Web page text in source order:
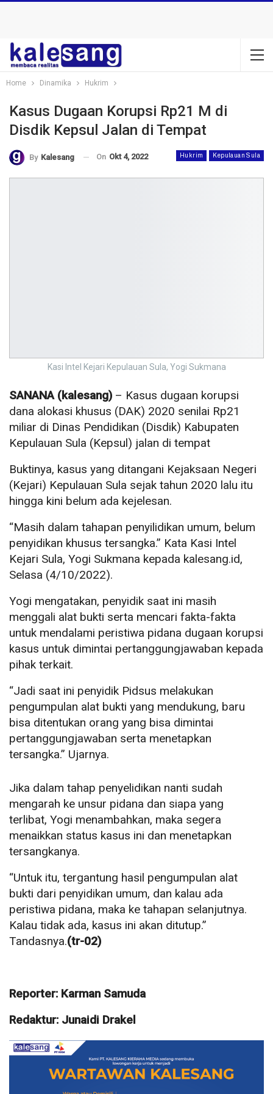
Home Dinamika Hukrim
Kasus Dugaan Korupsi Rp21 M di
Disdik Kepsul Jalan di Tempat
Hukrim Kepulauan Sula
By Kalesang On Okt 4, 2022
Kasi Intel Kejari Kepulauan Sula, Yogi Sukmana
SANANA (kalesang) – Kasus dugaan korupsi
dana alokasi khusus (DAK) 2020 senilai Rp21
miliar di Dinas Pendidikan (Disdik) Kabupaten
Kepulauan Sula (Kepsul) jalan di tempat
Buktinya, kasus yang ditangani Kejaksaan Negeri
(Kejari) Kepulauan Sula sejak tahun 2020 lalu itu
hingga kini belum ada kejelesan.
“Masih dalam tahapan penyilidikan umum, belum
penyidikan khusus tersangka.” Kata Kasi Intel
Kejari Sula, Yogi Sukmana kepada kalesang.id,
Selasa (4/10/2022).
Yogi mengatakan, penyidik saat ini masih
menggali alat bukti serta mencari fakta-fakta
untuk mendalami peristiwa pidana dugaan korupsi
kasus untuk dimintai pertanggungjawaban kepada
pihak terkait.
“Jadi saat ini penyidik Pidsus melakukan
pengumpulan alat bukti yang mendukung, baru
bisa ditentukan orang yang bisa dimintai
pertanggungjawaban serta menetapkan
tersangka.” Ujarnya.
Jika dalam tahap penyelidikan nanti sudah
mengarah ke unsur pidana dan siapa yang
terlibat, Yogi menambahkan, maka segera
menaikkan status kasus ini dan menetapkan
tersangkanya.
“Untuk itu, tergantung hasil pengumpulan alat
bukti dari penyidikan umum, dan kalau ada
peristiwa pidana, maka ke tahapan selanjutnya.
Kalau tidak ada, kasus ini akan ditutup.”
Tandasnya.(tr-02)
Reporter: Karman Samuda
Redaktur: Junaidi Drakel